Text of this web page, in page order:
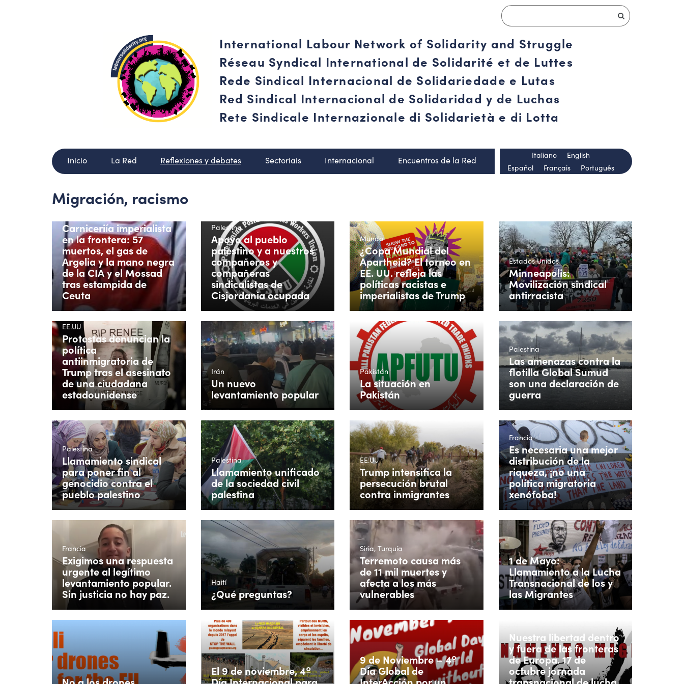
International Labour Network of Solidarity and Struggle
Réseau Syndical International de Solidarité et de Luttes
Rede Sindical Internacional de Solidariedade e Lutas
Red Sindical Internacional de Solidaridad y de Luchas
Rete Sindicale Internazionale di Solidarietà e di Lotta
Inicio La Red Reflexiones y debates Sectoriais Internacional Encuentros de la Red
Español Français Português
Italiano English
Migración, racismo
Carniceriía imperialista
en la frontera: 57
muertos, el gas de
Argelia y la mano negra
de la CIA y el Mossad
tras estampida de
Ceuta
Palestina
Apoyo al pueblo
palestino y a nuestros
compañeros y
compañeras
sindicalistas de
Cisjordania ocupada
Mundo
¿Copa Mundial del
Apartheid? El torneo en
EE. UU. refleja las
políticas racistas e
imperialistas de Trump
Estados Unidos
Minneapolis:
Movilización sindical
antirracista
EE.UU
Protestas denuncian la
política
antiinmigratoria de
Trump tras el asesinato
de una ciudadana
estadounidense
Irán
Un nuevo
levantamiento popular
Pakistán
La situación en
Pakistán
Palestina
Las amenazas contra la
flotilla Global Sumud
son una declaración de
guerra
Palestina
Llamamiento sindical
para poner fin al
genocidio contra el
pueblo palestino
Palestina
Llamamiento unificado
de la sociedad civil
palestina
EE.UU
Trump intensifica la
persecución brutal
contra inmigrantes
Francia
Es necesaria una mejor
distribución de la
riqueza, ¡no una
política migratoria
xenófoba!
Francia
Exigimos una respuesta
urgente al legítimo
levantamiento popular.
Sin justicia no hay paz.
Haití
¿Qué preguntas?
Siria, Turquía
Terremoto causa más
de 11 mil muertes y
afecta a los más
vulnerables
1 de Mayo:
Llamamiento a la Lucha
Transnacional de los y
las Migrantes
El 9 de noviembre, 4º
9 de Noviembre – 4º
Día Global de
Nuestra libertad dentro
y fuera de las fronteras
de Europa. 17 de
octubre jornada